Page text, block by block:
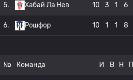
5. Хабай Ла Нев 10 3 1 6
6. Рошфор 10 1 1 8
№ Команда И В Н П